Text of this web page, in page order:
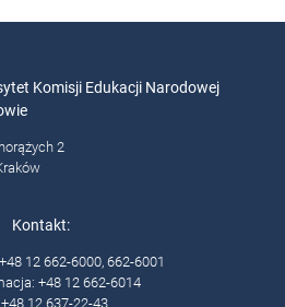
Komisji Edukacji Narodowej
2
Kontakt:
12 662-6000, 662-6001
+48 12 662-6014
+48 12 637-22-43